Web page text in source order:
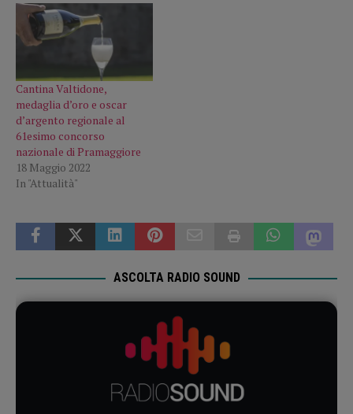
Cantina Valtidone,
medaglia d’oro e oscar
d’argento regionale al
61esimo concorso
nazionale di Pramaggiore
18 Maggio 2022
In "Attualità"
ASCOLTA RADIO SOUND